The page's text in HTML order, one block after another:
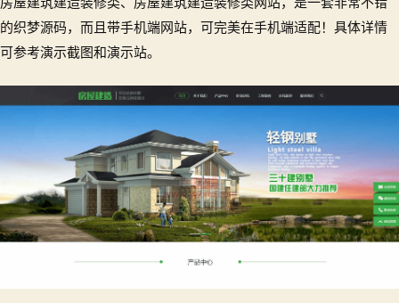
建
造
类
站
整
站
源
的织梦源码，而且带手机端网站，可完美在手机端适配！具体详情
可参考演示截图和演示站。